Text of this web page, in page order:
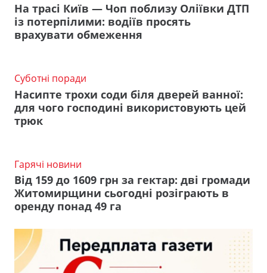
На трасі Київ — Чоп поблизу Оліївки ДТП
із потерпілими: водіїв просять
врахувати обмеження
Суботні поради
Насипте трохи соди біля дверей ванної:
для чого господині використовують цей
трюк
Гарячі новини
Від 159 до 1609 грн за гектар: дві громади
Житомирщини сьогодні розіграють в
оренду понад 49 га